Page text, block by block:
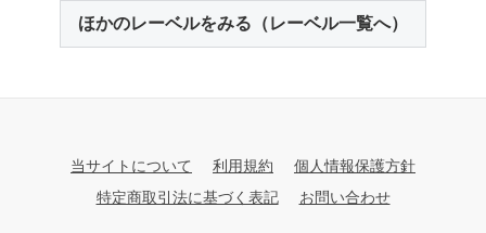
ほかのレーベルをみる（レーベル一覧へ）
当サイトについて 利用規約
個人情報保護方針
特定商取引法に基づく表記
お問い合わせ